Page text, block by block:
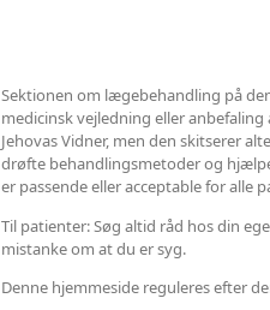
Sektionen om lægebehandling på
medicinsk vejledning eller
Jehovas Vidner, men den skitserer
drøfte behandlingsmetoder og
er passende eller acceptable for alle
Til patienter: Søg altid råd hos din
mistanke om at du er syg.
Denne hjemmeside reguleres efter